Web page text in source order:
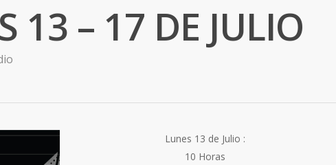
13 – 17 DE JULIO
Lunes 13 de Julio :
10 Horas